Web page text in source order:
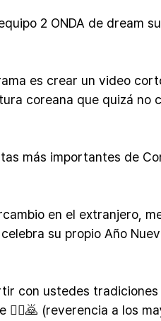
2 ONDA de dream
es crear un video
coreana que quizá no
más importantes de
en el extranjero,
su propio Año
con ustedes
🙇‍♀️🙇 (reverencia a los